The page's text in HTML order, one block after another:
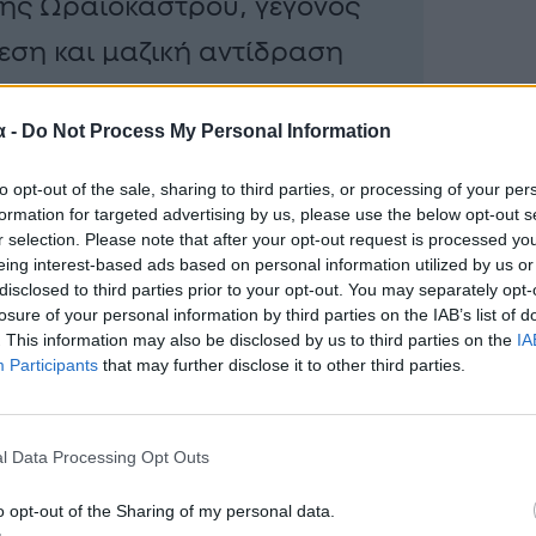
- Do Not Process My Personal Information
opt-out of the sale, sharing to third parties, or processing of your
for targeted advertising by us, please use the below opt-out
selection. Please note that after your opt-out request is processed
interest-based ads based on personal information utilized by us
to third parties prior to your opt-out. You may separately
of your personal information by third parties on the IAB’s list of
This information may also be disclosed by us to third parties on the
Participants that may further disclose it to other third parties.
Data Processing Opt Outs
opt-out of the Sharing of my personal data.
Ωραιοκάστρου, γεγονός
και μαζική αντίδραση
η οποία
μεγάλη
και εναέριων μέσων για την
πριν το μέτωπο